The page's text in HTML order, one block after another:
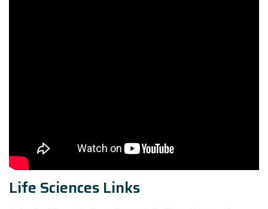
Life Sciences Links